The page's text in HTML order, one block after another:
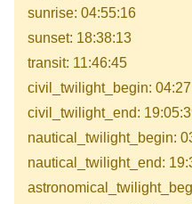
sunrise: 04:55:16
sunset: 18:38:13
transit: 11:46:45
civil_twilight_begin:
civil_twilight_end:
nautical_twilight_begin:
nautical_twilight_end: